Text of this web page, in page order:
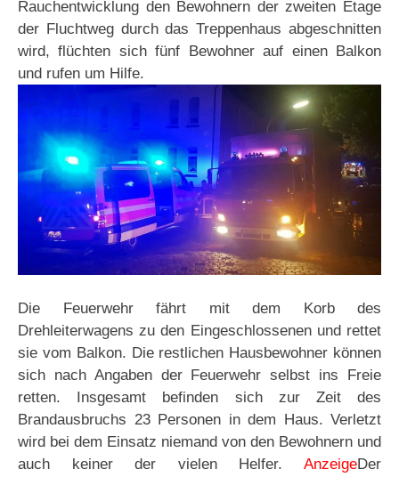
Rauchentwicklung den Bewohnern der zweiten Etage
der Fluchtweg durch das Treppenhaus abgeschnitten
wird, flüchten sich fünf Bewohner auf einen Balkon
und rufen um Hilfe.
Die Feuerwehr fährt mit dem Korb des
Drehleiterwagens zu den Eingeschlossenen und rettet
sie vom Balkon. Die restlichen Hausbewohner können
sich nach Angaben der Feuerwehr selbst ins Freie
retten. Insgesamt befinden sich zur Zeit des
Brandausbruchs 23 Personen in dem Haus. Verletzt
wird bei dem Einsatz niemand von den Bewohnern und
auch keiner der vielen Helfer. AnzeigeDer